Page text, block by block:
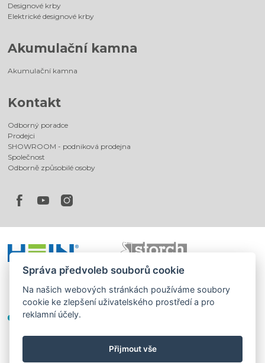
Designové krby
Elektrické designové krby
Akumulační kamna
Akumulační kamna
Kontakt
Odborný poradce
Prodejci
SHOWROOM - podniková prodejna
Společnost
Odborně způsobilé osoby
Správa předvoleb souborů cookie
Na našich webových stránkách používáme soubory
cookie ke zlepšení uživatelského prostředí a pro
reklamní účely.
Přijmout vše